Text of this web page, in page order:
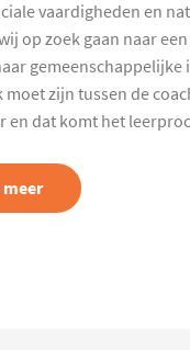
vaardigheden en
op zoek gaan naar
gemeenschappelijke
moet zijn tussen de
en dat komt het
meer